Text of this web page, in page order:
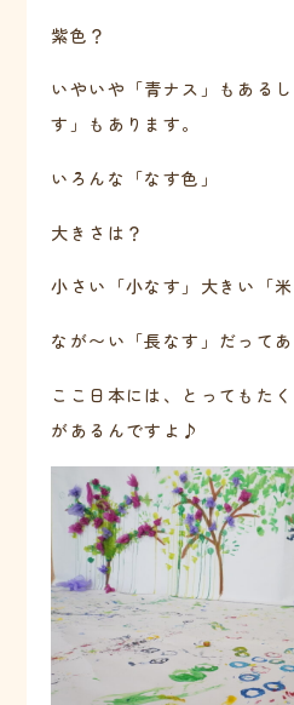
紫色？
いやいや「青ナス」もある
す」もあります。
いろんな 「なす色」
大きさは？
小さい「小なす」大きい「米
なが〜い「長なす」だってあ
ここ日本には、とってもた
があるんですよ♪